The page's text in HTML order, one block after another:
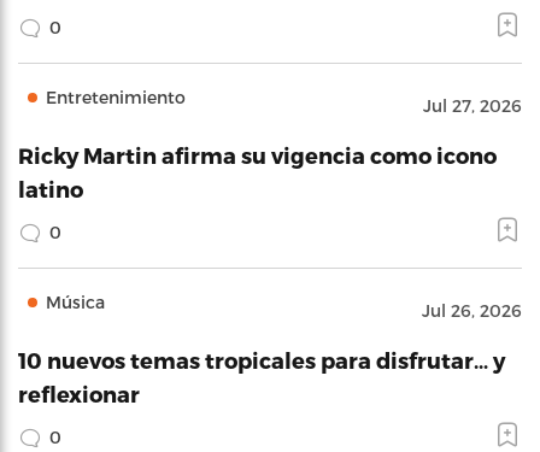
0
Entretenimiento Jul 27, 2026
Ricky Martin afirma su vigencia como icono
latino
0
Música Jul 26, 2026
10 nuevos temas tropicales para disfrutar… y
reflexionar
0